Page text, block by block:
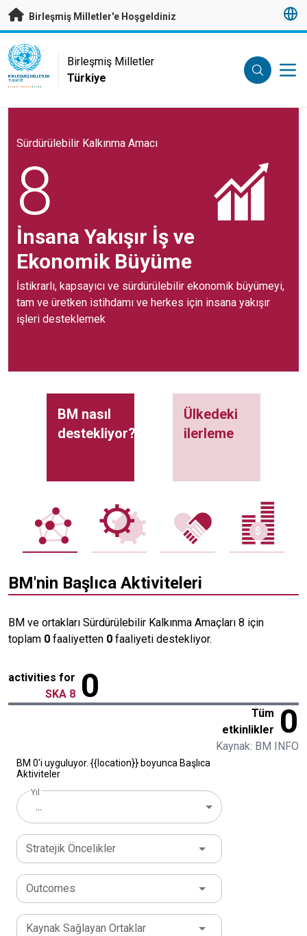
Esas içeriğe atla
Birleşmiş Milletler'e Hoşgeldiniz
UN Logo
BIRLEŞMIŞ MILLETLER
TÜRKIYE
Birleşmiş Milletler
Türkiye
Sürdürülebilir Kalkınma Amacı
8
İnsana Yakışır İş ve
Ekonomik Büyüme
İstikrarlı, kapsayıcı ve sürdürülebilir ekonomik büyümeyi,
tam ve üretken istihdamı ve herkes için insana yakışır
işleri desteklemek
BM nasıl
destekliyor?
Ülkedeki
ilerleme
BM'nin Başlıca Aktiviteleri
BM ve ortakları Sürdürülebilir Kalkınma Amaçları 8 için
toplam 0 faaliyetten 0 faaliyeti destekliyor.
activities for
SKA 8 0
Tüm
etkinlikler 0
Kaynak: BM INFO
BM 0'i uyguluyor. {{location}} boyunca Başlıca
Aktiviteler
Yıl
...
Stratejik Öncelikler
Outcomes
Kaynak Sağlayan Ortaklar